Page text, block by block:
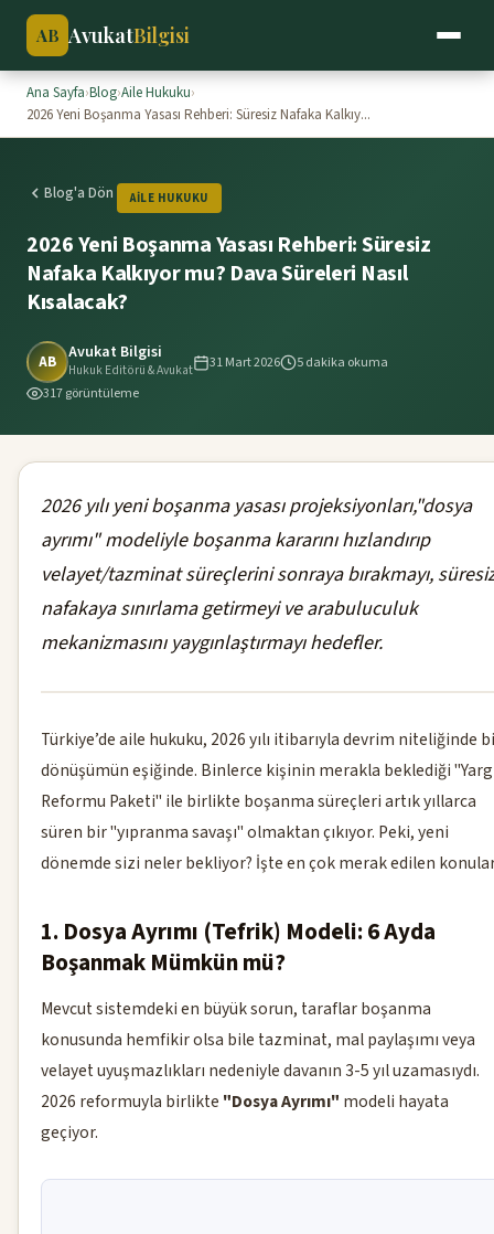
AB AvukatBilgisi
Ana Sayfa›Blog›Aile Hukuku›
2026 Yeni Boşanma Yasası Rehberi: Süresiz Nafaka Kalkıy...
Blog'a Dön AILE HUKUKU
2026 Yeni Boşanma Yasası Rehberi: Süresiz
Nafaka Kalkıyor mu? Dava Süreleri Nasıl
Kısalacak?
AB Avukat Bilgisi
Hukuk Editörü & Avukat 31 Mart 2026
5 dakika okuma
317 görüntüleme
2026 yılı yeni boşanma yasası projeksiyonları,"dosya
ayrımı" modeliyle boşanma kararını hızlandırıp
velayet/tazminat süreçlerini sonraya bırakmayı,
nafakaya sınırlama getirmeyi ve arabuluculuk
mekanizmasını yaygınlaştırmayı hedefler.
Türkiye’de aile hukuku, 2026 yılı itibarıyla devrim niteliğinde
dönüşümün eşiğinde. Binlerce kişinin merakla beklediği
Reformu Paketi" ile birlikte boşanma süreçleri artık yıllarca
süren bir "yıpranma savaşı" olmaktan çıkıyor. Peki, yeni
dönemde sizi neler bekliyor? İşte en çok merak edilen
1. Dosya Ayrımı (Tefrik) Modeli: 6 Ayda
Boşanmak Mümkün mü?
Mevcut sistemdeki en büyük sorun, taraflar boşanma
konusunda hemfikir olsa bile tazminat, mal paylaşımı veya
velayet uyuşmazlıkları nedeniyle davanın 3-5 yıl uzamasıydı.
2026 reformuyla birlikte "Dosya Ayrımı" modeli hayata
geçiyor.